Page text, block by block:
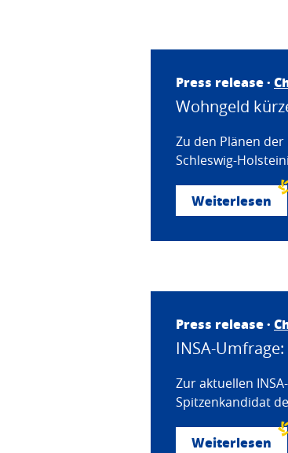
Press release ·
Wohngeld
Zu den Plänen
Schleswig-
Weiterlesen
Press release ·
INSA-
Zur aktuellen
Spitzenkandidat
Weiterlesen